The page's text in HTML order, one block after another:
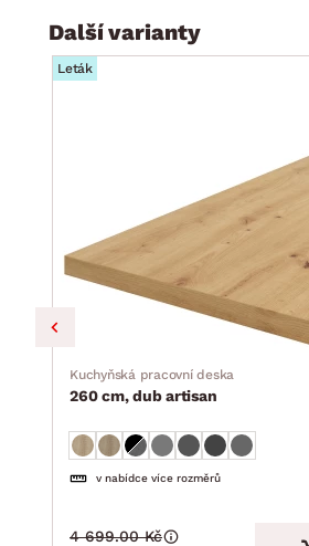
Další varianty
Leták
Kuchyňská pracovní deska
260 cm, dub artisan
v nabídce více rozměrů
4 699.00 Kč